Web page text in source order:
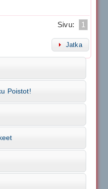
Sivu: 1
Jatka
Poistot!